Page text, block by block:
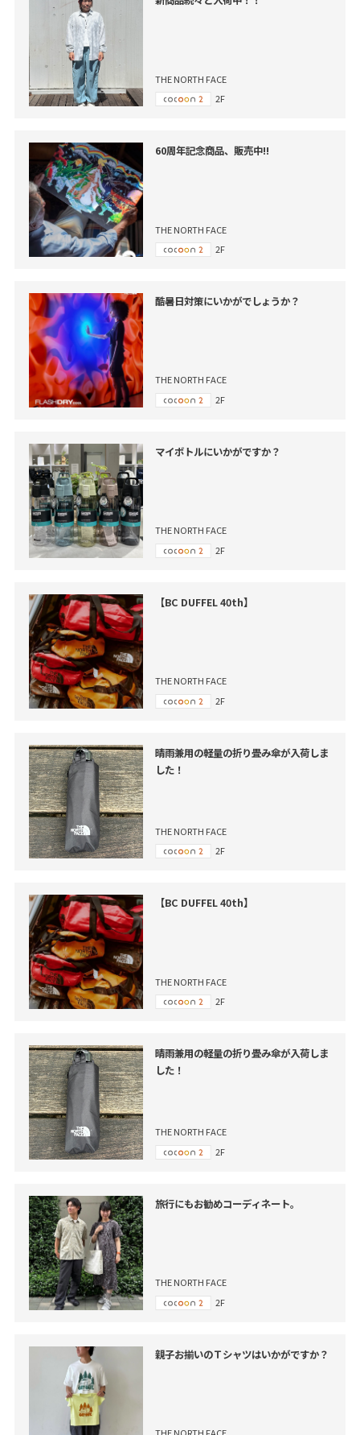
THE NORTH FACE
2F
60周年記念商品、販売中!!
THE NORTH FACE
2F
酷暑日対策にいかがでしょうか？
THE NORTH FACE
2F
マイボトルにいかがですか？
THE NORTH FACE
2F
【BC DUFFEL 40th】
THE NORTH FACE
2F
晴雨兼用の軽量の折り畳み傘が入荷しま
した！
THE NORTH FACE
2F
【BC DUFFEL 40th】
THE NORTH FACE
2F
晴雨兼用の軽量の折り畳み傘が入荷しま
した！
THE NORTH FACE
2F
旅行にもお勧めコーディネート。
THE NORTH FACE
2F
親子お揃いのＴシャツはいかがですか？